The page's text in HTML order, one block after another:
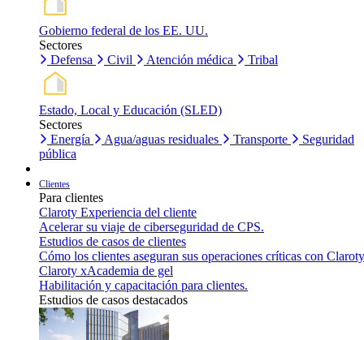
Gobierno federal de los EE. UU.
Sectores
Defensa
Civil Atención médica Tribal
Estado, Local y Educación (SLED)
Sectores
Energía
Agua/aguas residuales Transporte
Seguridad
pública
Clientes
Para clientes
Claroty Experiencia del cliente
Acelerar su viaje de ciberseguridad de CPS.
Estudios de casos de clientes
Cómo los clientes aseguran sus operaciones críticas con
Claroty xAcademia de gel
Habilitación y capacitación para clientes.
Estudios de casos destacados